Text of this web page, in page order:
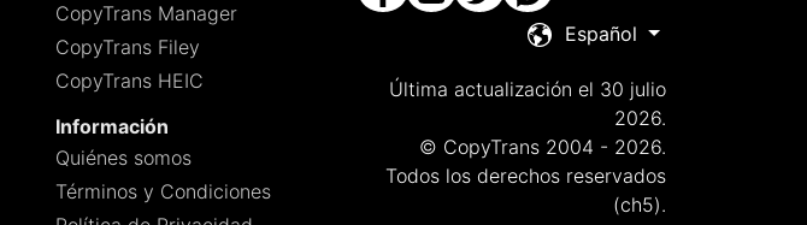
CopyTrans Manager
CopyTrans Filey
CopyTrans HEIC
Información
Quiénes somos
Términos y Condiciones
Español
Última actualización el 30 julio
2026.
© CopyTrans 2004 - 2026.
Todos los derechos reservados
(ch5).